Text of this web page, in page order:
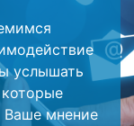
услышать
Ваше мнение